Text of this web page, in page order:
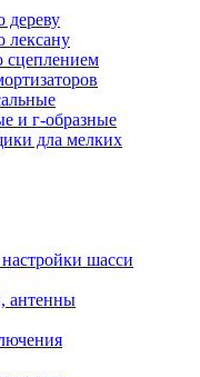
дереву
лексану
сцеплением
и г-образные
дла мелких
шасси
антенны